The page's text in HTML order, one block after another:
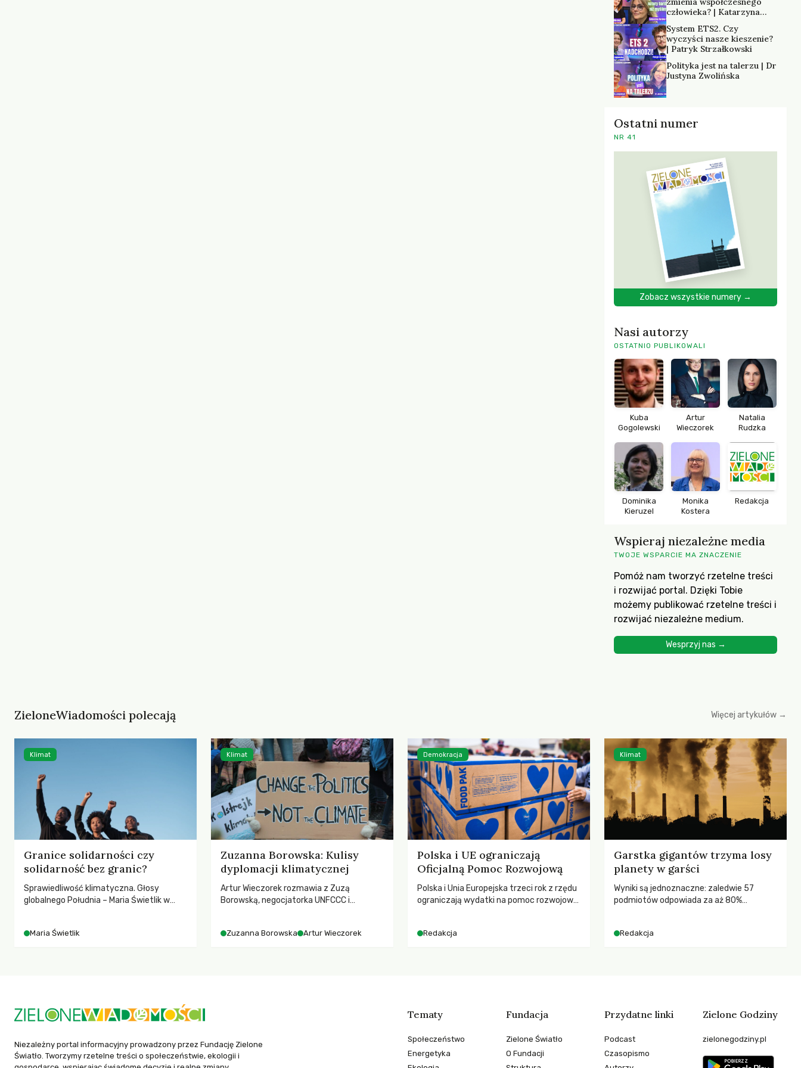
człowieka? | Katarzyna
System ETS2. Czy
wyczyści nasze kieszenie?
| Patryk Strzałkowski
Polityka jest na talerzu | Dr
Justyna Zwolińska
Ostatni numer
NR 41
Zobacz wszystkie numery →
Nasi autorzy
OSTATNIO PUBLIKOWALI
Kuba
Gogolewski
Artur
Wieczorek
Natalia
Rudzka
Dominika
Kieruzel
Monika
Kostera
Redakcja
Wspieraj niezależne media
TWOJE WSPARCIE MA ZNACZENIE
Pomóż nam tworzyć rzetelne treści
i rozwijać portal. Dzięki Tobie
możemy publikować rzetelne treści i
rozwijać niezależne medium.
Wesprzyj nas →
ZieloneWiadomości polecają Więcej artykułów →
Granice solidarności czy
solidarność bez granic?
Sprawiedliwość klimatyczna. Głosy
globalnego Południa – Maria Świetlik w
Maria Świetlik
Klimat
Zuzanna Borowska: Kulisy
dyplomacji klimatycznej
Artur Wieczorek rozmawia z Zuzą
Borowską, negocjatorka UNFCCC i
ruchach klimatycznych
Zuzanna Borowska Artur Wieczorek
Klimat
Polska i UE ograniczają
Oficjalną Pomoc Rozwojową
Polska i Unia Europejska trzeci rok z rzędu
ograniczają wydatki na pomoc rozwojową
dla krajów najbardziej potrzebujących, a
Redakcja
Demokracja
Garstka gigantów trzyma losy
planety w garści
Wyniki są jednoznaczne: zaledwie 57
podmiotów odpowiada za aż 80%
Redakcja
Klimat
Niezależny portal informacyjny prowadzony przez Fundację Zielone
Światło. Tworzymy rzetelne treści o społeczeństwie, ekologii i
Tematy
Społeczeństwo
Energetyka
Fundacja
Zielone Światło
O Fundacji
Przydatne linki
Podcast
Czasopismo
Zielone Godziny
zielonegodziny.pl